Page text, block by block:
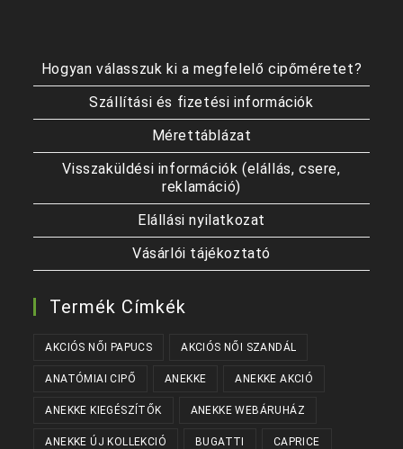
Hogyan válasszuk ki a megfelelő cipőméretet?
Szállítási és fizetési információk
Mérettáblázat
Visszaküldési információk (elállás, csere,
reklamáció)
Elállási nyilatkozat
Vásárlói tájékoztató
Termék Címkék
AKCIÓS NŐI PAPUCS AKCIÓS NŐI SZANDÁL
ANATÓMIAI CIPŐ ANEKKE ANEKKE AKCIÓ
ANEKKE KIEGÉSZÍTŐK ANEKKE WEBÁRUHÁZ
ANEKKE ÚJ KOLLEKCIÓ BUGATTI CAPRICE